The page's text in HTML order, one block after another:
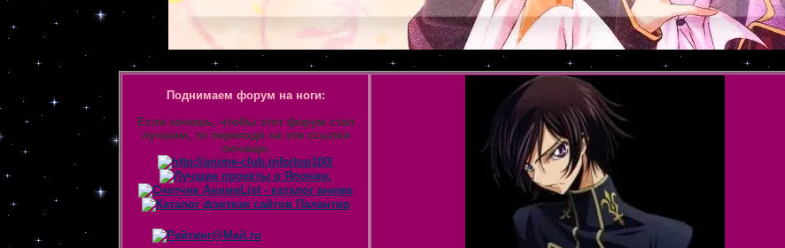
Поднимаем форум на ноги:
Если хочешь, чтобы этот форум стал
лучшим, то переходи на эти ссылки
почаще-